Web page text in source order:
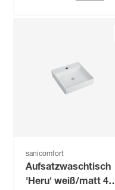
sanicomfort
Aufsatzwaschtisch
'Heru' weiß/matt 44